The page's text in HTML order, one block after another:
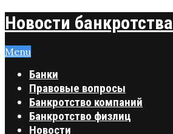
Новости банкротства
Menu
Банки
Правовые вопросы
Банкротство компаний
Банкротство физлиц
Новости